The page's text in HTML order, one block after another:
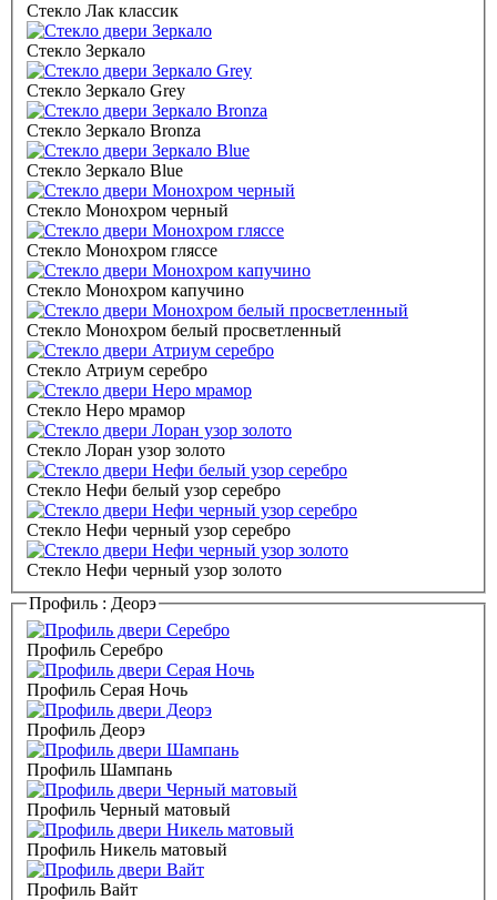
Стекло Лак классик
Стекло Зеркало
Стекло Зеркало Grey
Стекло Зеркало Bronza
Стекло Зеркало Blue
Стекло Монохром черный
Стекло Монохром гляссе
Стекло Монохром капучино
Стекло Монохром белый просветленный
Стекло Атриум серебро
Стекло Неро мрамор
Стекло Лоран узор золото
Стекло Нефи белый узор серебро
Стекло Нефи черный узор серебро
Стекло Нефи черный узор золото
Профиль : Деорэ
Профиль Серебро
Профиль Серая Ночь
Профиль Деорэ
Профиль Шампань
Профиль Черный матовый
Профиль Никель матовый
Профиль Вайт